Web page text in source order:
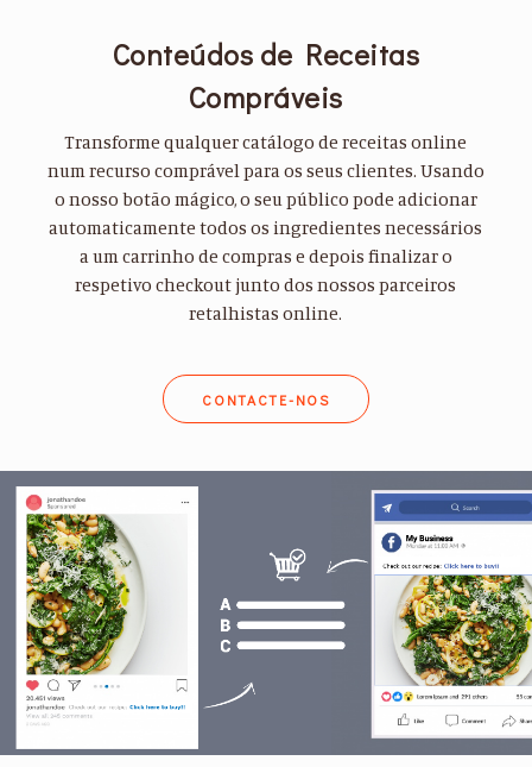
Conteúdos de Receitas
Compráveis
Transforme qualquer catálogo de receitas online
num recurso comprável para os seus clientes. Usando
o nosso botão mágico, o seu público pode adicionar
automaticamente todos os ingredientes necessários
a um carrinho de compras e depois finalizar o
respetivo checkout junto dos nossos parceiros
retalhistas online.
CONTACTE-NOS